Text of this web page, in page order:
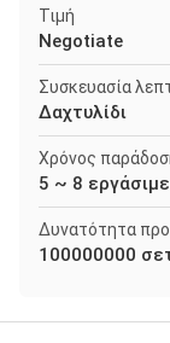
Τιμή
Negotiate
Συσκευασία
Δαχτυλίδι
Χρόνος
5 ~ 8
Δυνατότητα
100000000